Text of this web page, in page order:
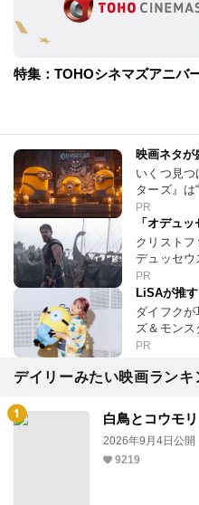
特集：TOHOシネマズアニバ
映画ネタが
いくつ見
ターズ』は
PR
「オデュ
クリスト
デュッセウ
PR
LiSAが推
ダイフク
ズ＆モンス
PR
デイリーみたい映画ランキ
白鳥とコウモリ
2026年9月4日公開
9219